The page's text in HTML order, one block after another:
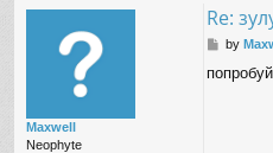
Maxwell
Neophyte
Re:
P
s
by